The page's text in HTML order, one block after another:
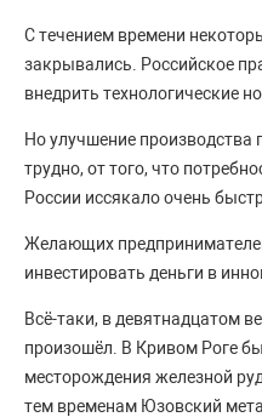
С течением времени
закрывались. Российское
внедрить технологические
Но улучшение производства
трудно, от того, что
России иссякало очень
Желающих
инвестировать деньги в
Всё-таки, в девятнадцатом
произошёл. В Кривом Роге
месторождения железной
тем временам Юзовский